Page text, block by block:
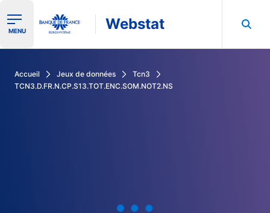
Ouvrir le menu de navigation
MENU Webstat
Accueil Jeux de données
Tcn3
TCN3.D.FR.N.CP.S13.TOT.ENC.SOM.NOT2.NS